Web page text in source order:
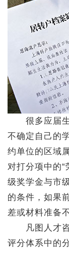
很多应届生
不确定自己的
约单位的区域
对打分项中的“
级奖学金与市
的条件，如果
差或材料准备
凡图人才咨
评分体系中的